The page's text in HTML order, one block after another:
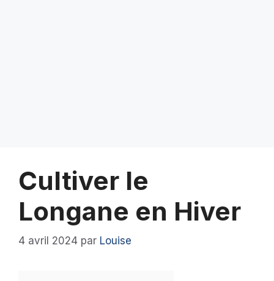
Cultiver le
Longane en Hiver
4 avril 2024 par Louise